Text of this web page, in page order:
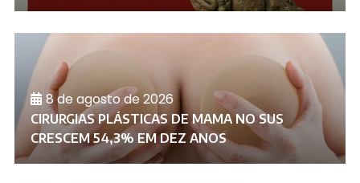
8 de agosto de 2026
CIRURGIAS PLÁSTICAS DE MAMA NO SUS
CRESCEM 54,3% EM DEZ ANOS